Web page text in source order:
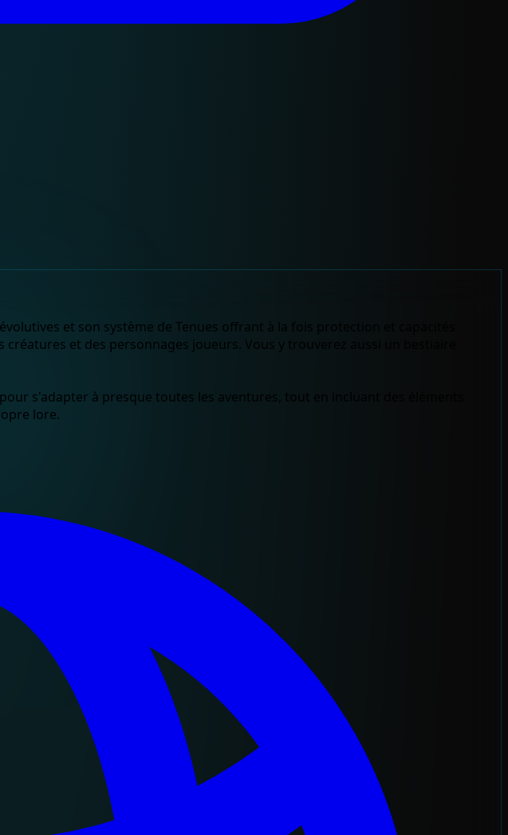
et son système de Tenues offrant à la fois protection et capacités
et des personnages joueurs. Vous y trouverez aussi un bestiaire
s'adapter à presque toutes les aventures, tout en incluant des éléments
lore.